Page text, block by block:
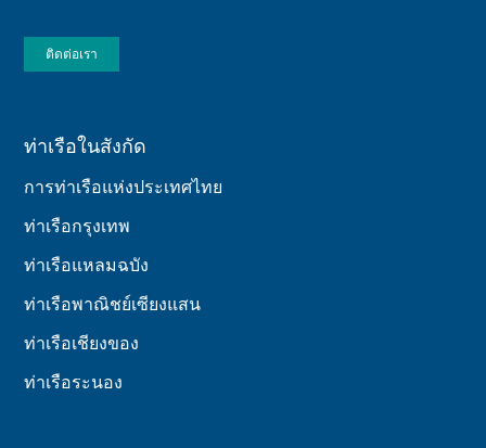
ติดต่อเรา
ท่าเรือในสังกัด
การท่าเรือแห่งประเทศไทย
ท่าเรือกรุงเทพ
ท่าเรือแหลมฉบัง
ท่าเรือพาณิชย์เซียงแสน
ท่าเรือเชียงของ
ท่าเรือระนอง